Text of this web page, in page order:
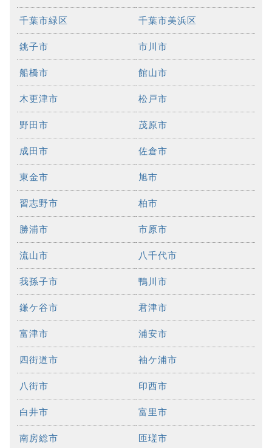
千葉市緑区 千葉市美浜区
銚子市 市川市
船橋市 館山市
木更津市 松戸市
野田市 茂原市
成田市 佐倉市
東金市 旭市
習志野市 柏市
勝浦市 市原市
流山市 八千代市
我孫子市 鴨川市
鎌ケ谷市 君津市
富津市 浦安市
四街道市 袖ケ浦市
八街市 印西市
白井市 富里市
南房総市 匝瑳市